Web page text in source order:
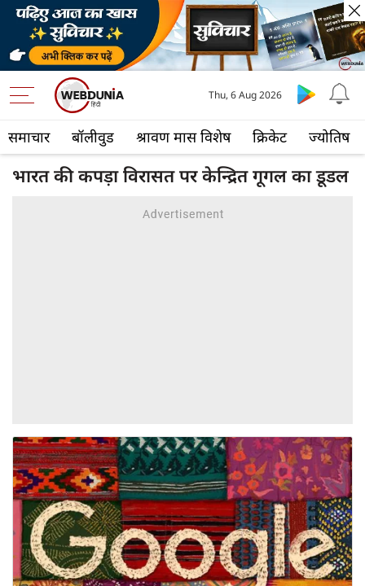
समाचार बॉलीवुड श्रावण मास विशेष क्रिकेट ज्योतिष
Thu, 6 Aug 2026
भारत की कपड़ा विरासत पर केन्द्रित गूगल का डूडल